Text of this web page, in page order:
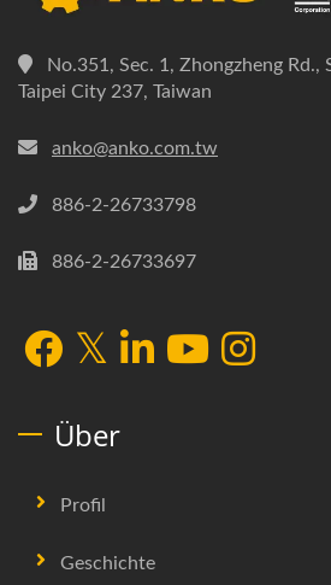
No.351, Sec. 1, Zhongzheng Rd.,
Taipei City 237, Taiwan
anko@anko.com.tw
886-2-26733798
886-2-26733697
Über
Profil
Geschichte